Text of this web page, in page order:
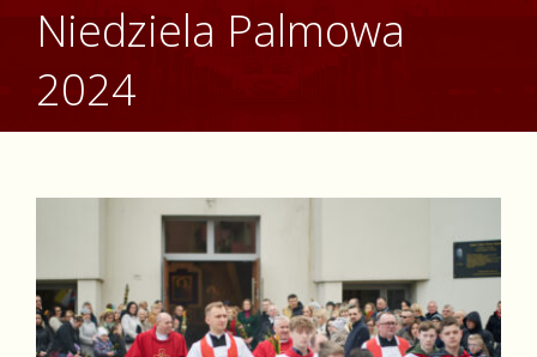
Niedziela Palmowa
2024